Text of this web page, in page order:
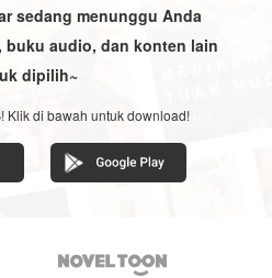
sedang menunggu Anda
buku audio, dan konten lain
dipilih~
! Klik di bawah untuk download!
